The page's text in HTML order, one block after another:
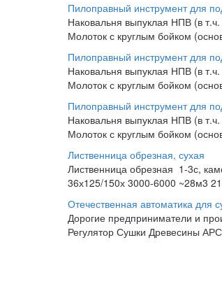
Пилоправный инструмент для
Наковальня выпуклая НПВ (в
Молоток с круглым бойком
Пилоправный инструмент для
Наковальня выпуклая НПВ (в
Молоток с круглым бойком
Пилоправный инструмент для
Наковальня выпуклая НПВ (в
Молоток с круглым бойком
Лиственница обрезная, сухая
Лиственница обрезная 1-3с,
36х125/150х 3000-6000 ~28м3
Отечественная автоматика для
Дорогие предприниматели и
Регулятор Сушки Древесины